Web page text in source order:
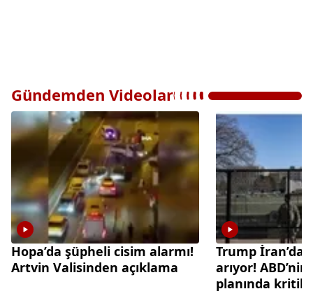
Gündemden Videolar
Hopa’da şüpheli cisim alarmı!
Artvin Valisinden açıklama
Trump İran’da
arıyor!
planında